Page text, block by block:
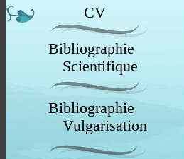
CV
Bibliographie
Scientifique
Bibliographie
Vulgarisation